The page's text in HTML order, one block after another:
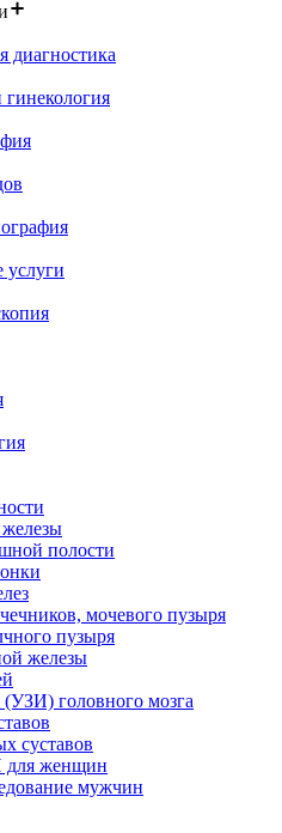
диагностика
услуги
полости
мочевого пузыря
пузыря
железы
головного мозга
суставов
для женщин
мужчин